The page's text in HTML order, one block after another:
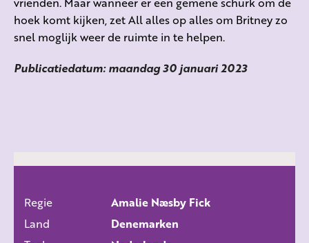
hoek komt kijken, zetAllalles op alles om Britney zo
snel moglijkweer de ruimte in te helpen.
Publicatiedatum: maandag 30 januari 2023
ALLE FILMS
Regie
Amalie Næsby Fick
Land
Denemarken